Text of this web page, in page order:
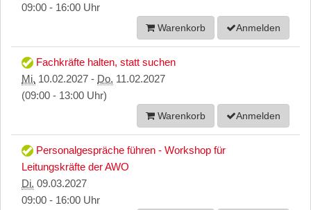
09:00 - 16:00 Uhr
Warenkorb Anmelden
Fachkräfte halten, statt suchen
Mi. 10.02.2027 - Do. 11.02.2027
(09:00 - 13:00 Uhr)
Warenkorb Anmelden
Personalgespräche führen - Workshop für
Leitungskräfte der AWO
Di. 09.03.2027
09:00 - 16:00 Uhr